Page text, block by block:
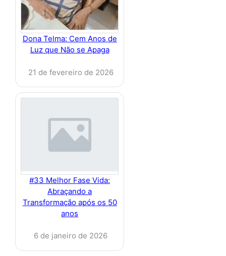
Dona Telma: Cem Anos de
Luz que Não se Apaga
21 de fevereiro de 2026
#33 Melhor Fase Vida:
Abraçando a
Transformação após os 50
anos
6 de janeiro de 2026